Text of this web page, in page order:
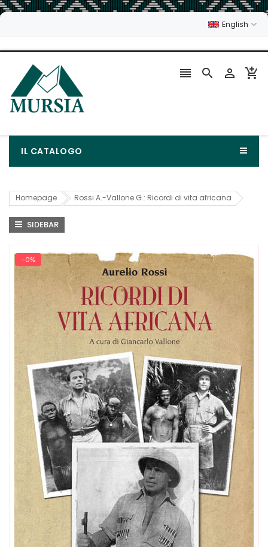
English
   
IL CATALOGO
Homepage Rossi A.-Vallone G.: Ricordi di vita africana
SIDEBAR
-0%